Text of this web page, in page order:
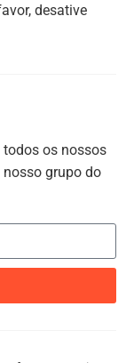
desative
todos os nossos
grupo do